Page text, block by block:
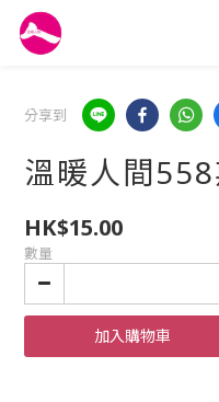
分享到
溫暖人間558
HK$15.00
數量
加入購物車